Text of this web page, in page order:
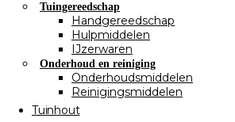
Tuingereedschap
Handgereedschap
Hulpmiddelen
IJzerwaren
Onderhoud en reiniging
Onderhoudsmiddelen
Reinigingsmiddelen
Tuinhout